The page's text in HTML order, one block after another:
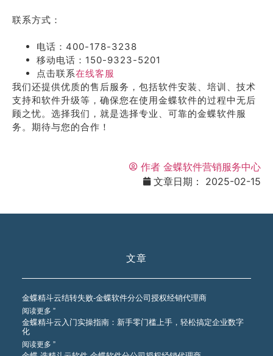
联系方式：
电话：400-178-3238
移动电话：150-9323-5201
点击联系在线客服
我们还提供优质的售后服务，包括软件安装、培训、技术
支持和软件升级等，确保您在使用金蝶软件的过程中无后
顾之忧。选择我们，就是选择专业、可靠的金蝶软件服
务。期待与您的合作！
作者 金蝶软件营销服务中心
文章日期：
2025-02-15
文章
金蝶精斗云结转失败-金蝶软件分公司授权经销代理商
阅读更多 ”
金蝶精斗云入门实操指南：新手零门槛上手，轻松搞定企业数字
化
阅读更多 ”